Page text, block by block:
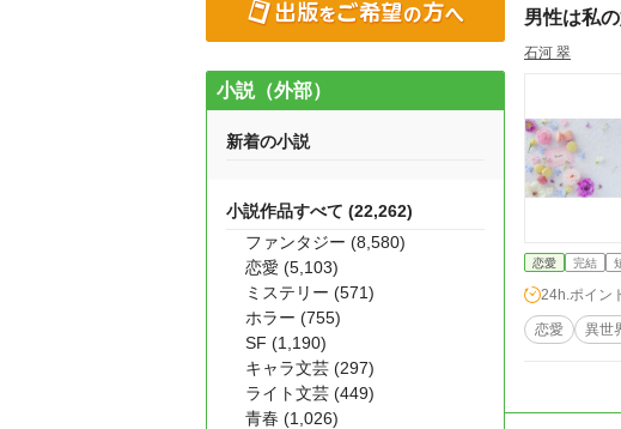
男性は私
石河 翠
恋愛 完結
24h.ポイン
恋愛 異世
小説（外部）
新着の小説
小説作品すべて (22,262)
ファンタジー (8,580)
恋愛 (5,103)
ミステリー (571)
ホラー (755)
SF (1,190)
キャラ文芸 (297)
ライト文芸 (449)
青春 (1,026)